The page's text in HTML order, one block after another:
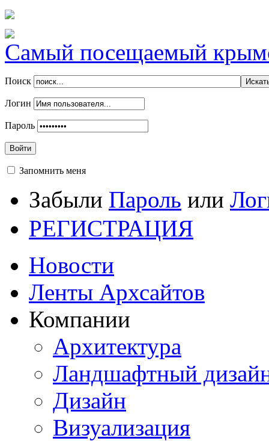
Самый посещаемый
Поиск
Логин
Пароль
Войти
Запомнить меня
Забыли Пароль или
РЕГИСТРАЦИЯ
Новости
Ленты Архсайтов
Компании
Архитектура
Ландшафтный
Дизайн
Визуализация